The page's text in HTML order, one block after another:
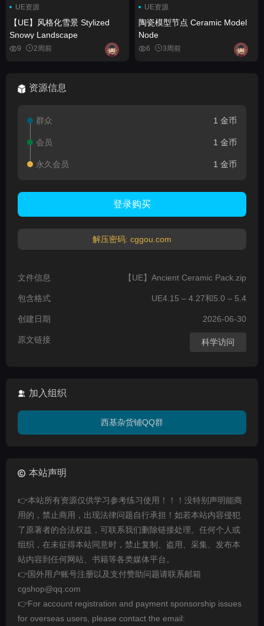
UE资源
【UE】风格化雪景 Stylized
Snowy Landscape
9 2周前
UE资源
陶瓷模型节点 Ceramic Model
Node
6 3周前
资源信息
群众 1 金币
会员 1 金币
永久会员 1 金币
登录购买
解压密码: cggou.com
文件信息 【UE】Ancient Ceramic Pack.zip
包含格式 UE4.15 – 4.27和5.0 – 5.4
创建日期 2026-06-30
原文链接 科学访问
加入组织
西基杂货铺QQ群
本站声明
👉本站所有资源仅供学习参考练习使用！！！没特别声明能商
用的，禁止商用，出现法律问题自行承担！如若本站内容侵犯
了原著者的合法权益，可联系我们删除链接处理。任何个人或
组织，在未征得本站同意时，禁止复制、盗用、采集、发布本
站内容到任何网站、书籍等各类媒体平台。
👉国外用户账号注册以及支付赞助问题请联系邮箱
cgshop@qq.com
👉For account registration and payment sponsorship issues
for overseas users, please contact the email: